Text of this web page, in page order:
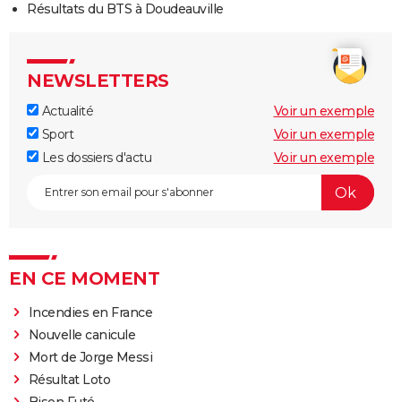
Résultats du BTS à Doudeauville
NEWSLETTERS
Actualité
Voir un exemple
Sport
Voir un exemple
Les dossiers d'actu
Voir un exemple
EN CE MOMENT
Incendies en France
Nouvelle canicule
Mort de Jorge Messi
Résultat Loto